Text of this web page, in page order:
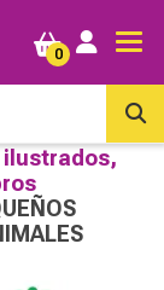
0
ilustrados,